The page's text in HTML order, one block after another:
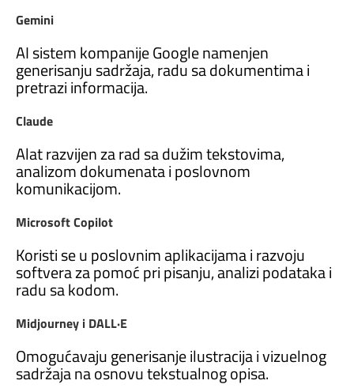
Gemini
AI sistem kompanije Google namenjen
generisanju sadržaja, radu sa dokumentima i
pretrazi informacija.
Claude
Alat razvijen za rad sa dužim tekstovima,
analizom dokumenata i poslovnom
komunikacijom.
Microsoft Copilot
Koristi se u poslovnim aplikacijama i razvoju
softvera za pomoć pri pisanju, analizi podataka i
radu sa kodom.
Midjourney i DALL·E
Omogućavaju generisanje ilustracija i vizuelnog
sadržaja na osnovu tekstualnog opisa.